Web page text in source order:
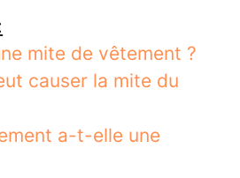
mite de vêtement ?
causer la mite du
a-t-elle une